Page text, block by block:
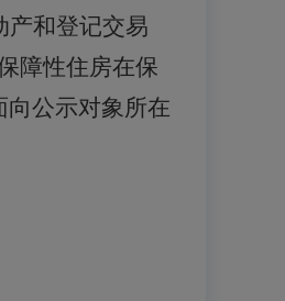
产和登记交易
障性住房在保
公示对象所在